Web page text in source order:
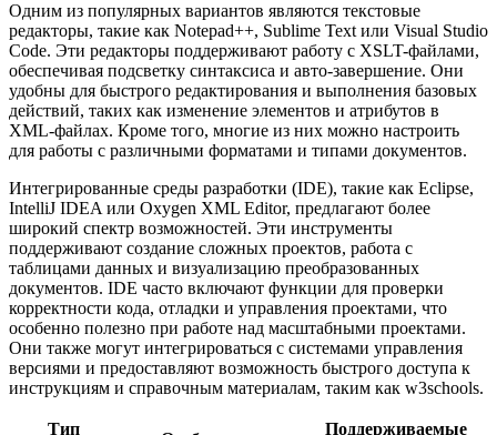
Одним из популярных вариантов являются текстовые
редакторы, такие как Notepad++, Sublime Text или Visual Studio
Code. Эти редакторы поддерживают работу с XSLT-файлами,
обеспечивая подсветку синтаксиса и авто-завершение. Они
удобны для быстрого редактирования и выполнения базовых
действий, таких как изменение элементов и атрибутов в
XML-файлах. Кроме того, многие из них можно настроить
для работы с различными форматами и типами документов.
Интегрированные среды разработки (IDE), такие как Eclipse,
IntelliJ IDEA или Oxygen XML Editor, предлагают более
широкий спектр возможностей. Эти инструменты
поддерживают создание сложных проектов, работа с
таблицами данных и визуализацию преобразованных
документов. IDE часто включают функции для проверки
корректности кода, отладки и управления проектами, что
особенно полезно при работе над масштабными проектами.
Они также могут интегрироваться с системами управления
версиями и предоставляют возможность быстрого доступа к
инструкциям и справочным материалам, таким как w3schools.
Тип Поддерживаемые